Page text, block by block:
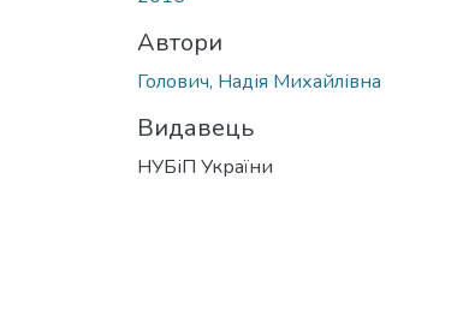
Автори
Голович, Надія Михайлівна
Видавець
НУБіП України